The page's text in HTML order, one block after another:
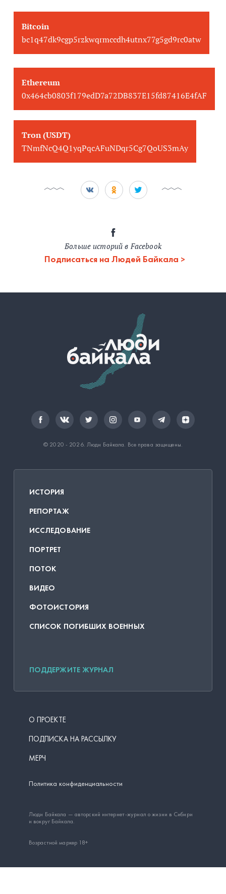
Bitcoin
bc1q47dk9cgp5rzkwqrmccdh4utnx77g5gd9rc0atw
Ethereum
0x464cb0803f179edD7a72DB837E15fd87416E4fAF
Tron (USDT)
TNmfNcQ4Q1yqPqcAFuNDqr5Cg7QoUS3mAy
Больше историй в Facebook
Подписаться на Людей Байкала
© 2020 - 2026. Люди Байкала . Все права защищены.
ИСТОРИЯ
РЕПОРТАЖ
ИССЛЕДОВАНИЕ
ПОРТРЕТ
ПОТОК
ВИДЕО
ФОТОИСТОРИЯ
СПИСОК ПОГИБШИХ ВОЕННЫХ
ПОДДЕРЖИТЕ ЖУРНАЛ
О ПРОЕКТЕ
ПОДПИСКА НА РАССЫЛКУ
МЕРЧ
Политика конфиденциальности
Люди Байкала — авторский интернет-журнал о жизни в Сибири
и вокруг Байкала.
Возрастной маркер 18+